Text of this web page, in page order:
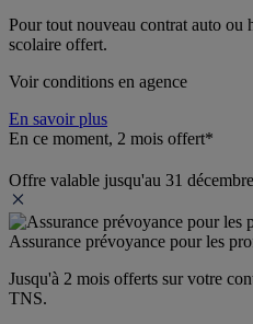
Pour tout nouveau contrat auto ou
scolaire offert.
Voir conditions en agence
En savoir plus
En ce moment, 2 mois offert*
Offre valable jusqu'au 31
Assurance prévoyance pour les
Jusqu'à 2 mois offerts sur votre
TNS.